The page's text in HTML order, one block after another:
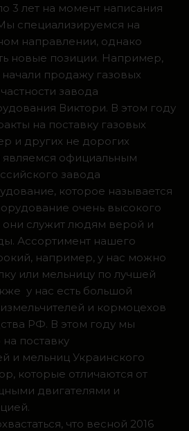
3 лет на момент написания
специализируемся на
направлении, однако
новые позиции. Например,
продажу газовых
завода
Виктори. В этом году
на поставку газовых
и других не дорогих
официальным
завода
которое называется
очень высокого
они служит людям верой и
Ассортимент нашего
например, у нас можно
или мельницу по лучшей
у нас есть большой
и кормоцехов
РФ. В этом году мы
поставку
и мельниц Украинского
которые отличаются от
двигателями и
что весной 2016